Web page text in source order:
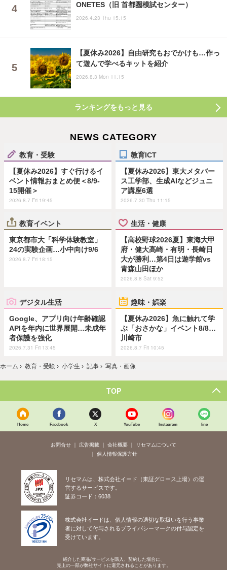
ONETES（旧 首都圏模試センター）
2026.4.23 Thu 15:15
【夏休み2026】自由研究もおでかけも…作っ
て遊んで学べるキットを紹介
2026.8.3 Mon 11:15
ランキングをもっと見る
NEWS CATEGORY
教育・受験
【夏休み2026】すぐ行けるイ
ベント情報おまとめ便＜8/9-
15開催＞
2026.8.7 Fri 19:45
教育ICT
【夏休み2026】東大メタバー
ス工学部、生成AIなどジュニ
ア講座6選
2026.7.30 Thu 11:15
教育イベント
東京都市大「科学体験教室」
24の実験企画…小中向け9/6
2026.8.7 Fri 18:15
生活・健康
【高校野球2026夏】東海大甲
府・健大高崎・有明・長崎日
大が勝利…第4日は遊学館vs
青森山田ほか
2026.8.8 Sat 9:52
デジタル生活
Google、アプリ向け年齢確認
APIを年内に世界展開…未成年
者保護を強化
2026.7.31 Fri 13:45
趣味・娯楽
【夏休み2026】魚に触れて学
ぶ「おさかな」イベント8/8…
川崎市
2026.8.7 Fri 10:45
ホーム › 教育・受験 › 小学生 › 記事 › 写真・画像
TOP
Home Facebook X YouTube Instagram line
お問合せ 広告掲載 会社概要
リセマムについて
個人情報保護方針
リセマムは、株式会社イード（東証グロース上場）の運
営するサービスです。
証券コード：6038
株式会社イードは、個人情報の適切な取扱いを行う事業
者に対して付与されるプライバシーマークの付与認定を
受けています。
紹介した商品/サービスを購入、契約した場合に、
売上の一部が弊社サイトに還元されることがあります。